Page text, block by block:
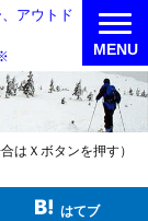
アウトド
はＸボタンを押す）
MENU
はてブ